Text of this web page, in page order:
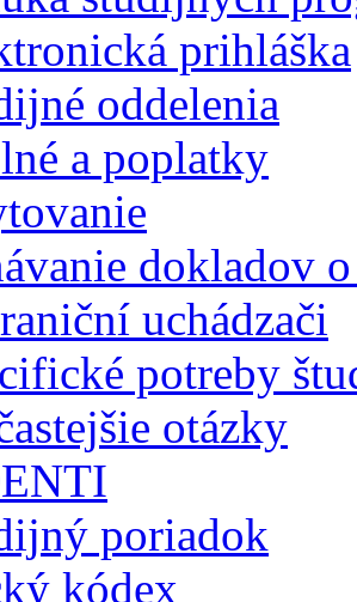
prihláška
oddelenia
a poplatky
dokladov
uchádzači
potreby
otázky
poriadok
kódex